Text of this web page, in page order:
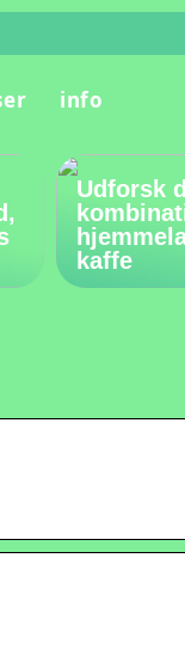
info
Udforsk
kaffe